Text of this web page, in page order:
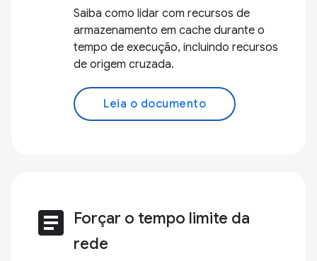
Saiba como lidar com recursos de
armazenamento em cache durante o
tempo de execução, incluindo recursos
de origem cruzada.
Leia o documento
article Forçar o tempo limite da
rede